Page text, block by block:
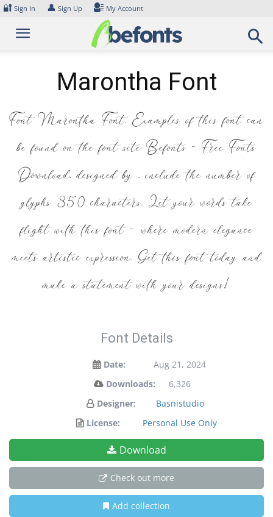
Skip
content
🔐 Sign In 👤 Sign Up My Account
Marontha Font
Font Marontha Font. Examples of this font can
be found on the font site Befonts – Free Fonts
Download, designed by , include the number of
glyphs 350 characters. Let your words take
flight with this font — where modern elegance
meets artistic expression. Get this font today and
make a statement with your designs!
Font Details
Date:
Aug 21, 2024
Downloads:
6,326
Designer:
Basnistudio
License:
Personal Use Only
Download
Check out more
Add collection